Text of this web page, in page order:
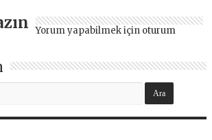
Yorum yapabilmek için oturum